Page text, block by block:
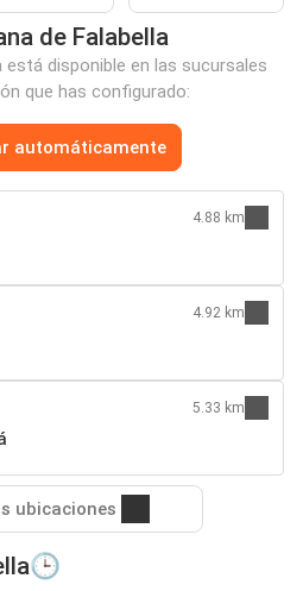
de Falabella
disponible en las sucursales
que has configurado:
automáticamente
4.88 km
4.92 km
5.33 km
ubicaciones